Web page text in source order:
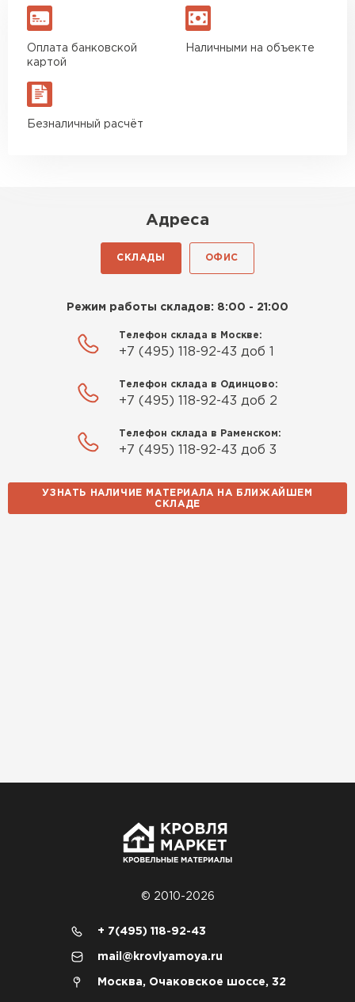
Оплата банковской
картой
Наличными на объекте
Безналичный расчёт
Адреса
СКЛАДЫ ОФИС
Режим работы складов: 8:00 - 21:00
Телефон склада в Москве:
+7 (495) 118-92-43 доб 1
Телефон склада в Одинцово:
+7 (495) 118-92-43 доб 2
Телефон склада в Раменском:
+7 (495) 118-92-43 доб 3
УЗНАТЬ НАЛИЧИЕ МАТЕРИАЛА НА БЛИЖАЙШЕМ
СКЛАДЕ
© 2010-2026
+ 7(495) 118-92-43
mail@krovlyamoya.ru
Москва, Очаковское шоссе, 32
Софиты
ПЕРЕЙТИ
Доборные элементы для кровли
ПЕРЕЙТИ